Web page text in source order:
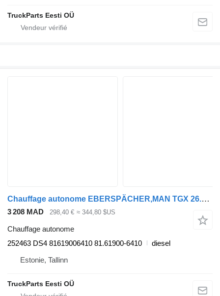
TruckParts Eesti OÜ
Chauffage autonome EBERSPÄCHER,MAN TGX 26.540 (01.07-) 252463 DS4 pour tracteur routier MAN TGL, TGM, TGS, TGX (2005-2021)
3 208 MAD 298,40 € ≈ 344,80 $US
Chauffage autonome
252463 DS4 81619006410 81.61900-6410
diesel
Estonie, Tallinn
TruckParts Eesti OÜ